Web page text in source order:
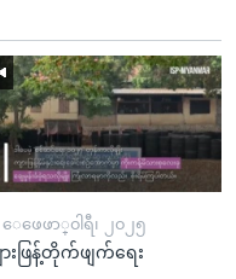
ေဖေဖာ္၀ါရီ၊ ၂၀၂၅
းဖြန့်တိုက်ဖျက်ရေး